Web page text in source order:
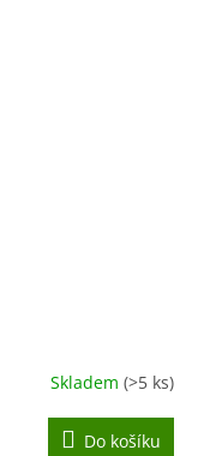
Skladem (>5 ks)
Do košíku